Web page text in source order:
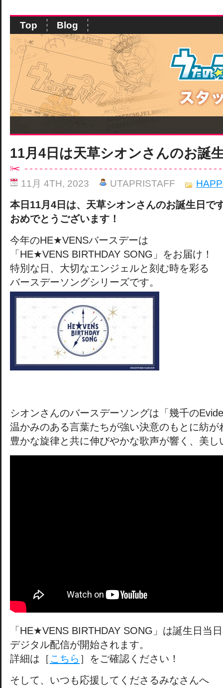
Top Blog
11月4日は天草シオンさんのお誕
11月 4TH, 2023 UTAPRISTAFF
本日11月4日は、天草シオンさんのお誕生日で
おめでとうございます！
今年のHE★VENSバースデーは
「HE★VENS BIRTHDAY SONG」をお届け！
特別な日、大切なエンジェルと刻む時を彩る
バースデーソングシリーズです。
シオンさんのバースデーソングは「幾千の
温かみのある言葉たちが強い決意のもとに紡が
豊かな旋律と共に伸びやかな歌声が響く、美し
「HE★VENS BIRTHDAY SONG」は誕生日当
デジタル配信が開始されます。
詳細は［ こちら ］をご確認ください！
そして、いつも応援してくださるみなさんへ